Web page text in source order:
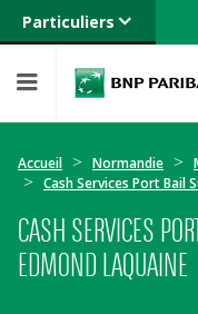
Particuliers
Banque privée
Entreprises
Accueil Normandie
Cash Services Port Bail
CASH SERVICES
EDMOND LAQUAINE